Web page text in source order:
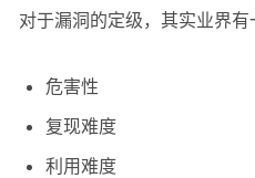
对于漏洞的定级，其实业界有
危害性
复现难度
利用难度